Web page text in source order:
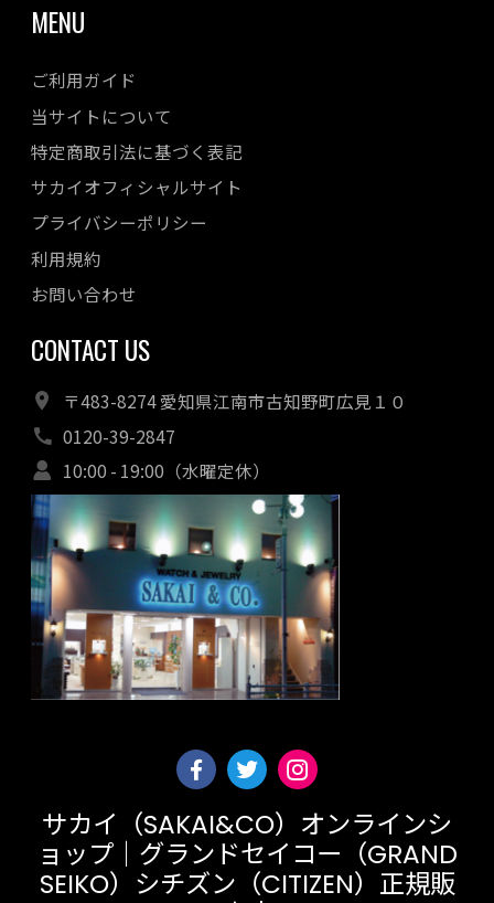
MENU
ご利用ガイド
当サイトについて
特定商取引法に基づく表記
サカイオフィシャルサイト
プライバシーポリシー
利用規約
お問い合わせ
CONTACT US
〒483-8274 愛知県江南市古知野町広見１０
0120-39-2847
10:00 - 19:00（水曜定休）
サカイ（SAKAI&CO）オンラインシ
ョップ｜グランドセイコー（GRAND
SEIKO）シチズン（CITIZEN）正規販